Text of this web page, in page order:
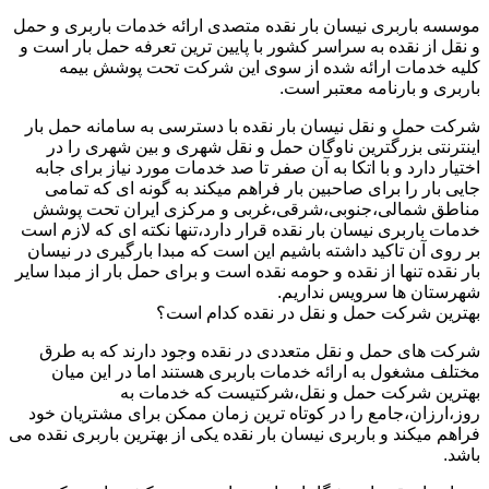
موسسه باربری نیسان بار نقده متصدی ارائه خدمات باربری و حمل
و نقل از نقده به سراسر کشور با پایین ترین تعرفه حمل بار است و
کلیه خدمات ارائه شده از سوی این شرکت تحت پوشش بیمه
باربری و بارنامه معتبر است.
شرکت حمل و نقل نیسان بار نقده با دسترسی به سامانه حمل بار
اینترنتی بزرگترین ناوگان حمل و نقل شهری و بین شهری را در
اختیار دارد و با اتکا به آن صفر تا صد خدمات مورد نیاز برای جابه
جایی بار را برای صاحبین بار فراهم میکند به گونه ای که تمامی
مناطق شمالی،جنوبی،شرقی،غربی و مرکزی ایران تحت پوشش
خدمات باربری نیسان بار نقده قرار دارد،تنها نکته ای که لازم است
بر روی آن تاکید داشته باشیم این است که مبدا بارگیری در نیسان
بار نقده تنها از نقده و حومه نقده است و برای حمل بار از مبدا سایر
شهرستان ها سرویس نداریم.
بهترین شرکت حمل و نقل در نقده کدام است؟
شرکت های حمل و نقل متعددی در نقده وجود دارند که به طرق
مختلف مشغول به ارائه خدمات باربری هستند اما در این میان
بهترین شرکت حمل و نقل،شرکتیست که خدمات به
روز،ارزان،جامع را در کوتاه ترین زمان ممکن برای مشتریان خود
فراهم میکند و باربری نیسان بار نقده یکی از بهترین باربری نقده می
باشد.